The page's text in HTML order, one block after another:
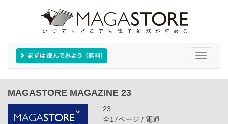
Toggle
MAGASTORE MAGAZINE 23
23
全17ページ / 電通